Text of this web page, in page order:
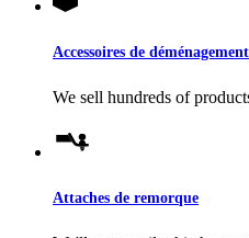
Accessoires de déménagement
We sell hundreds of
Attaches de remorque